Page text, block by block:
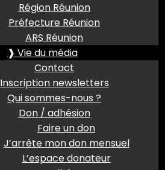
Région Réunion
Préfecture Réunion
ARS Réunion
❱ Vie du média
Contact
Inscription newsletters
Qui sommes-nous ?
Don / adhésion
Faire un don
J’arrête mon don mensuel
L’espace donateur